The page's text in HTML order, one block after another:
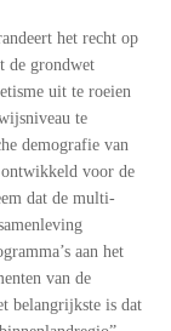
het recht op
de grondwet
uit te roeien
te
demografie van
voor de
dat de multi-
aan het
van de
belangrijkste is dat